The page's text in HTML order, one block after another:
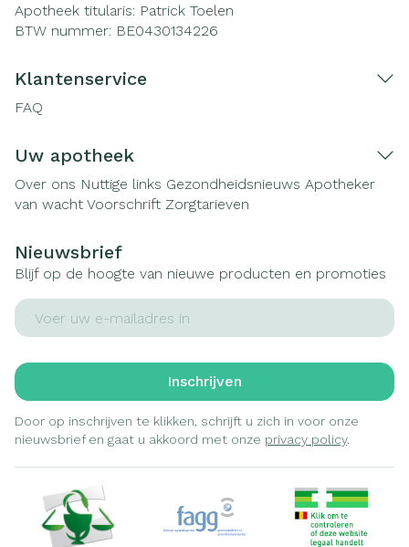
Apotheek titularis: Patrick Toelen
BTW nummer: BE0430134226
Klantenservice
FAQ
Uw apotheek
Over ons Nuttige links Gezondheidsnieuws Apotheker
van wacht Voorschrift Zorgtarieven
Nieuwsbrief
Blijf op de hoogte van nieuwe producten en promoties
E-mail adres
Inschrijven
Door op inschrijven te klikken, schrijft u zich in voor onze
nieuwsbrief en gaat u akkoord met onze privacy policy.